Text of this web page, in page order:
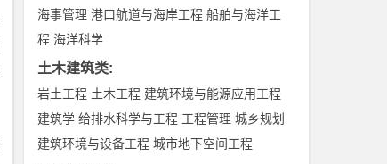
海事管理 港口航道与海岸工程 船舶与海洋工
程 海洋科学
土木建筑类:
岩土工程 土木工程 建筑环境与能源应用工程
建筑学 给排水科学与工程 工程管理 城乡规划
建筑环境与设备工程 城市地下空间工程